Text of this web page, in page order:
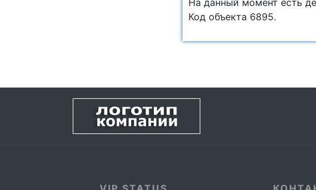
На данный момент есть
Код объекта 6895.